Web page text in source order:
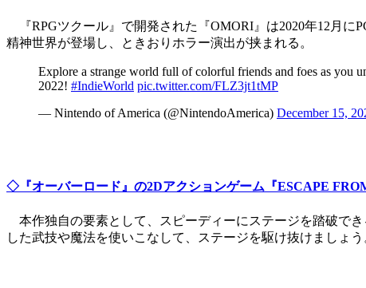
『RPGツクール』で開発された『OMORI』は2020年12月に
精神世界が登場し、ときおりホラー演出が挟まれる。
Explore a strange world full of colorful friends and foes as you
2022! #IndieWorld pic.twitter.com/FLZ3jt1tMP
— Nintendo of America (@NintendoAmerica) December 15,
◇『オーバーロード』の2Dアクションゲーム『ESCAPE
本作独自の要素として、スピーディーにステージを踏破で
した武技や魔法を使いこなして、ステージを駆け抜けましょう